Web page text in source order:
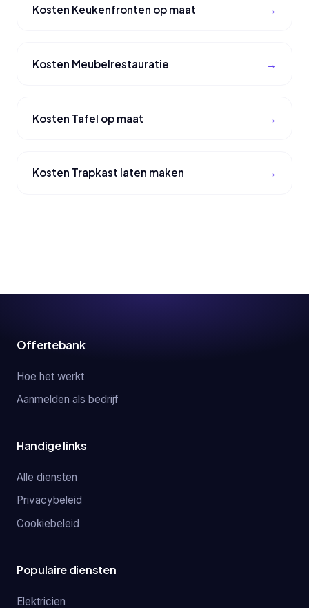
Kosten Keukenfronten op maat
Kosten Meubelrestauratie
Kosten Tafel op maat
Kosten Trapkast laten maken
Offertebank
Hoe het werkt
Aanmelden als bedrijf
Handige links
Alle diensten
Privacybeleid
Cookiebeleid
Populaire diensten
Elektricien